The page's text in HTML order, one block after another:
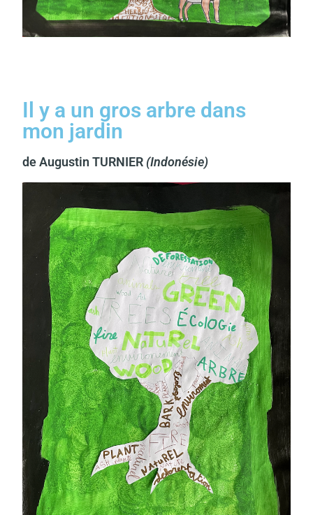
Il y a un gros arbre dans
mon jardin
de Augustin TURNIER (Indonésie)